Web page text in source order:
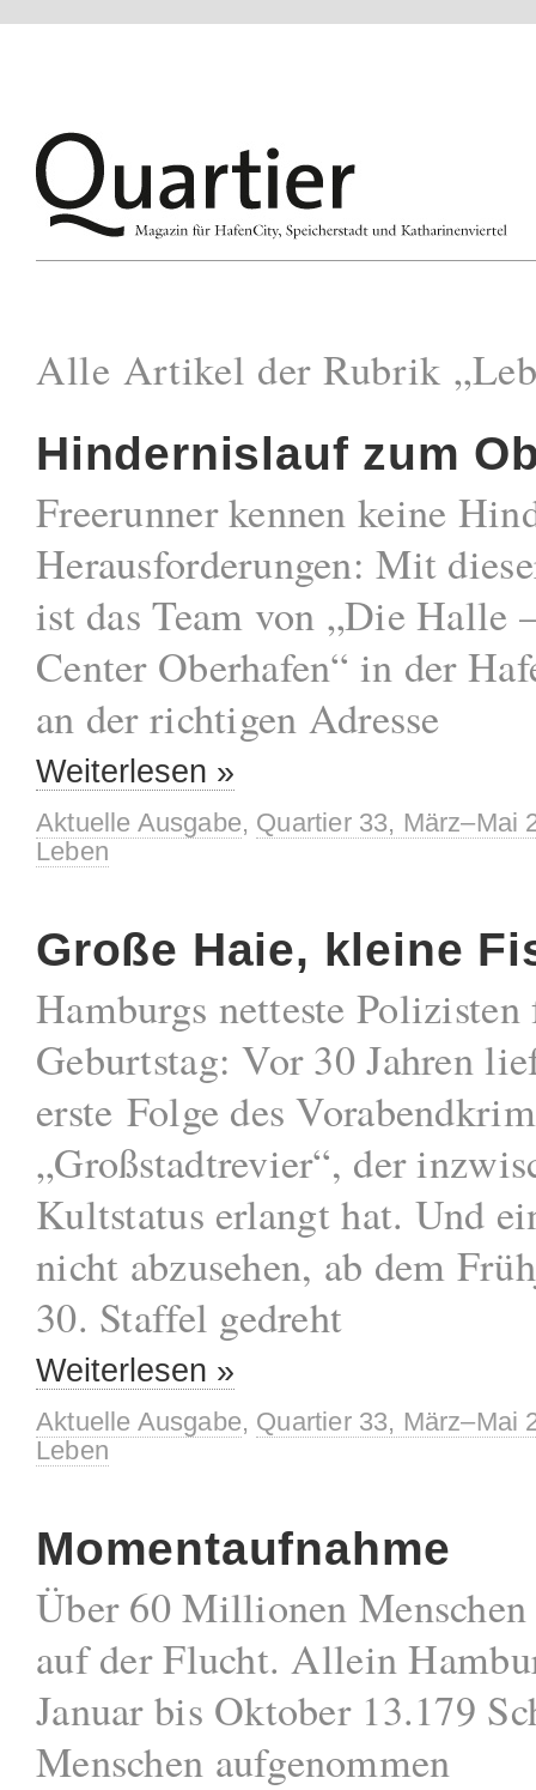
Alle Artikel der Rubrik
Hindernislauf zum
Freerunner kennen keine
Herausforderungen: Mit
ist das Team von „Die Halle
Center Oberhafen“ in der
an der richtigen Adresse
Weiterlesen »
Aktuelle Ausgabe, Quartier 33, März–Mai
Leben
Große Haie, kleine
Hamburgs netteste
Geburtstag: Vor 30 Jahren
erste Folge des
„Großstadtrevier“, der
Kultstatus erlangt hat. Und
nicht abzusehen, ab dem
30. Staffel gedreht
Weiterlesen »
Aktuelle Ausgabe, Quartier 33, März–Mai
Leben
Momentaufnahme
Über 60 Millionen
auf der Flucht. Allein
Januar bis Oktober 13.179
Menschen aufgenommen